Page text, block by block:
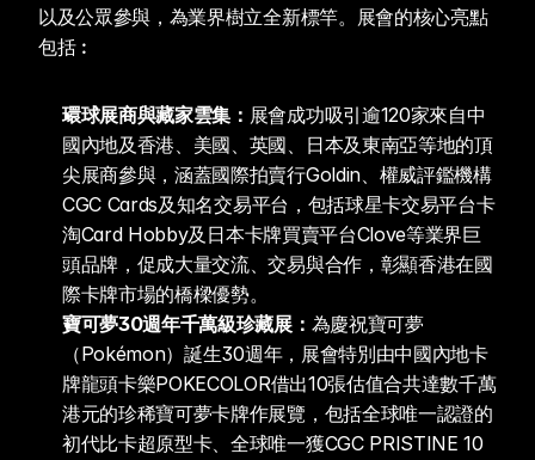
以及公眾參與，為業界樹立全新標竿。展會的核心亮點
包括︰
環球展商與藏家雲集： 展會成功吸引逾120家來自中
國內地及香港、美國、英國、日本及東南亞等地的頂
尖展商參與，涵蓋國際拍賣行Goldin、權威評鑑機構
CGC Cards及知名交易平台，包括球星卡交易平台卡
淘Card Hobby及日本卡牌買賣平台Clove等業界巨
頭品牌，促成大量交流、交易與合作，彰顯香港在國
際卡牌市場的橋樑優勢。
寶可夢30週年千萬級珍藏展： 為慶祝寶可夢
（Pokémon）誕生30週年，展會特別由中國內地卡
牌龍頭卡樂POKECOLOR借出10張估值合共達數千萬
港元的珍稀寶可夢卡牌作展覽，包括全球唯一認證的
初代比卡超原型卡、全球唯一獲CGC PRISTINE 10